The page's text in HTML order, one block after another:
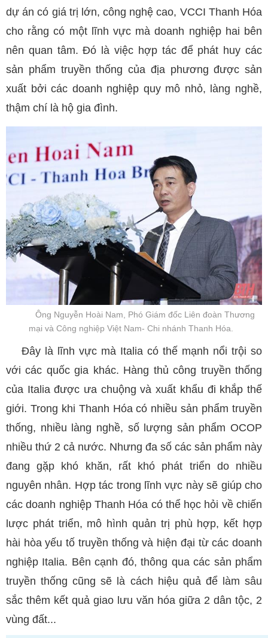
dự án có giá trị lớn, công nghệ cao, VCCI Thanh Hóa
cho rằng có một lĩnh vực mà doanh nghiệp hai bên
nên quan tâm. Đó là việc hợp tác để phát huy các
sản phẩm truyền thống của địa phương được sản
xuất bởi các doanh nghiệp quy mô nhỏ, làng nghề,
thậm chí là hộ gia đình.
Ông Nguyễn Hoài Nam, Phó Giám đốc Liên đoàn Thương
mại và Công nghiệp Việt Nam- Chi nhánh Thanh Hóa.
Đây là lĩnh vực mà Italia có thế mạnh nổi trội so
với các quốc gia khác. Hàng thủ công truyền thống
của Italia được ưa chuộng và xuất khẩu đi khắp thế
giới. Trong khi Thanh Hóa có nhiều sản phẩm truyền
thống, nhiều làng nghề, số lượng sản phẩm OCOP
nhiều thứ 2 cả nước. Nhưng đa số các sản phẩm này
đang gặp khó khăn, rất khó phát triển do nhiều
nguyên nhân. Hợp tác trong lĩnh vực này sẽ giúp cho
các doanh nghiệp Thanh Hóa có thể học hỏi về chiến
lược phát triển, mô hình quản trị phù hợp, kết hợp
hài hòa yếu tố truyền thống và hiện đại từ các doanh
nghiệp Italia. Bên cạnh đó, thông qua các sản phẩm
truyền thống cũng sẽ là cách hiệu quả để làm sâu
sắc thêm kết quả giao lưu văn hóa giữa 2 dân tộc, 2
vùng đất...